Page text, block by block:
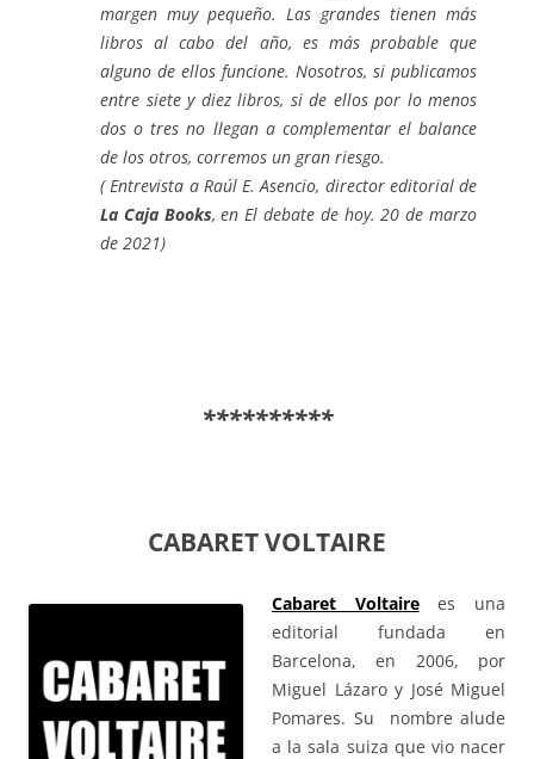
margen muy pequeño. Las grandes tienen más
libros al cabo del año, es más probable que
alguno de ellos funcione. Nosotros, si publicamos
entre siete y diez libros, si de ellos por lo menos
dos o tres no llegan a complementar el balance
de los otros, corremos un gran riesgo.
( Entrevista a Raúl E. Asencio, director editorial de
La Caja Books, en El debate de hoy. 20 de marzo
de 2021)
**********
CABARET VOLTAIRE
Cabaret Voltairees una
editorial fundada en
Barcelona, en 2006, por
Miguel Lázaro y José Miguel
Pomares. Su nombre alude
a la sala suiza que vio nacer